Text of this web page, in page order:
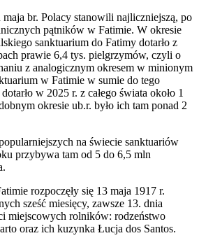
br. Polacy stanowili najliczniejszą, po
pątników w Fatimie. W okresie
sanktuarium do Fatimy dotarło z
prawie 6,4 tys. pielgrzymów, czyli o
z analogicznym okresem w minionym
w Fatimie w sumie do tego
w 2025 r. z całego świata około 1
okresie ub.r. było ich tam ponad 2
na świecie sanktuariów
przybywa tam od 5 do 6,5 mln
rozpoczęły się 13 maja 1917 r.
sześć miesięcy, zawsze 13. dnia
miejscowych rolników: rodzeństwo
oraz ich kuzynka Łucja dos Santos.